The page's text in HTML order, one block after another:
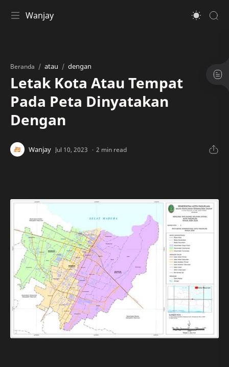
Wanjay
Beranda atau dengan
Letak Kota Atau Tempat
Pada Peta Dinyatakan
Dengan
2 min read